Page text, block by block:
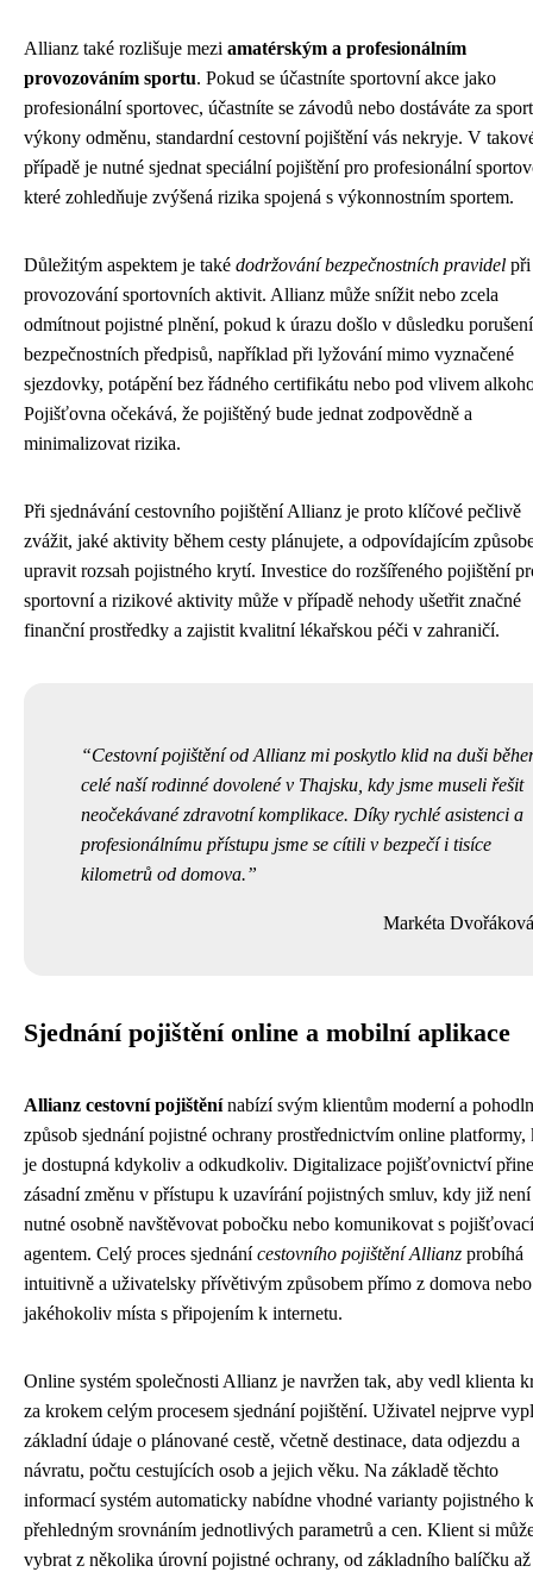
Allianz také rozlišuje mezi amatérským a profesionálním
provozováním sportu. Pokud se účastníte sportovní akce jako
profesionální sportovec, účastníte se závodů nebo dostáváte za
výkony odměnu, standardní cestovní pojištění vás nekryje. V
případě je nutné sjednat speciální pojištění pro profesionální
které zohledňuje zvýšená rizika spojená s výkonnostním sportem.
Důležitým aspektem je také dodržování bezpečnostních pravidel při
provozování sportovních aktivit. Allianz může snížit nebo zcela
odmítnout pojistné plnění, pokud k úrazu došlo v důsledku porušení
bezpečnostních předpisů, například při lyžování mimo vyznačené
sjezdovky, potápění bez řádného certifikátu nebo pod vlivem
Pojišťovna očekává, že pojištěný bude jednat zodpovědně a
minimalizovat rizika.
Při sjednávání cestovního pojištění Allianz je proto klíčové pečlivě
zvážit, jaké aktivity během cesty plánujete, a odpovídajícím
upravit rozsah pojistného krytí. Investice do rozšířeného pojištění
sportovní a rizikové aktivity může v případě nehody ušetřit značné
finanční prostředky a zajistit kvalitní lékařskou péči v zahraničí.
Cestovní pojištění od Allianz mi poskytlo klid na duši
celé naší rodinné dovolené v Thajsku, kdy jsme museli řešit
neočekávané zdravotní komplikace. Díky rychlé asistenci a
profesionálnímu přístupu jsme se cítili v bezpečí i tisíce
kilometrů od domova.
Markéta Dvořáková
Sjednání pojištění online a mobilní aplikace
Allianz cestovní pojištěnínabízí svým klientům moderní a
způsob sjednání pojistné ochrany prostřednictvím online platformy,
je dostupná kdykoliv a odkudkoliv. Digitalizace pojišťovnictví
zásadní změnu v přístupu k uzavírání pojistných smluv, kdy již není
nutné osobně navštěvovat pobočku nebo komunikovat s
agentem. Celý proces sjednánícestovního pojištění Allianz probíhá
intuitivně a uživatelsky přívětivým způsobem přímo z domova
jakéhokoliv místa s připojením k internetu.
Online systém společnosti Allianz je navržen tak, aby vedl klienta
za krokem celým procesem sjednání pojištění. Uživatel nejprve
základní údaje o plánované cestě, včetně destinace, data odjezdu a
návratu, počtu cestujících osob a jejich věku. Na základě těchto
informací systém automaticky nabídne vhodné varianty pojistného
přehledným srovnáním jednotlivých parametrů a cen. Klient si
vybrat z několika úrovní pojistné ochrany, od základního balíčku